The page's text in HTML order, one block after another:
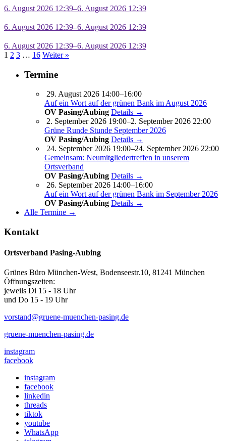
6. August 2026 12:39–6. August 2026 12:39
6. August 2026 12:39–6. August 2026 12:39
6. August 2026 12:39–6. August 2026 12:39
1 2 3 … 16 Weiter »
Termine
29. August 2026 14:00–16:00
Auf ein Wort auf der grünen Bank im August 2026
OV Pasing/Aubing Details →
2. September 2026 19:00–2. September 2026 22:00
Grüne Runde Stunde September 2026
OV Pasing/Aubing Details →
24. September 2026 19:00–24. September 2026 22:00
Gemeinsam: Neumitgliedertreffen in unserem
Ortsverband
OV Pasing/Aubing Details →
26. September 2026 14:00–16:00
Auf ein Wort auf der grünen Bank im September 2026
OV Pasing/Aubing Details →
Alle Termine →
Kontakt
Ortsverband Pasing-Aubing
Grünes Büro München-West, Bodenseestr.10, 81241 München
Öffnungszeiten:
jeweils Di 15 - 18 Uhr
und Do 15 - 19 Uhr
vorstand@gruene-muenchen-pasing.de
gruene-muenchen-pasing.de
instagram
facebook
instagram
facebook
linkedin
threads
tiktok
youtube
WhatsApp